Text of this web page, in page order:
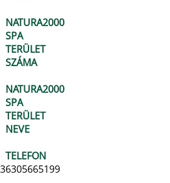
NATURA2000
SPA
TERÜLET
SZÁMA
NATURA2000
SPA
TERÜLET
NEVE
TELEFON
36305665199